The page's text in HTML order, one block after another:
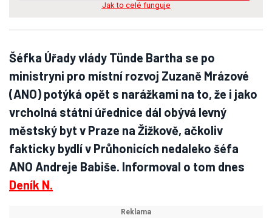
Jak to celé funguje
Šéfka Úřady vlády Tünde Bartha se po
ministryni pro místní rozvoj Zuzaně Mrázové
(ANO) potýká opět s narážkami na to, že i jako
vrcholná státní úřednice dál obývá levný
městský byt v Praze na Žižkově, ačkoliv
fakticky bydlí v Průhonicích nedaleko šéfa
ANO Andreje Babiše. Informoval o tom dnes
Deník N.